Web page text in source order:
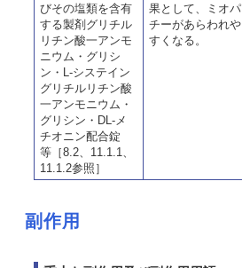
びその塩類を含有
する製剤グリチル
リチン酸一アンモ
ニウム・グリシ
ン・L-システイン
グリチルリチン酸
一アンモニウム・
グリシン・DL-メ
チオニン配合錠
等［8.2、11.1.1、
11.1.2参照］
果として、ミオパ
チーがあらわれや
すくなる。
副作用